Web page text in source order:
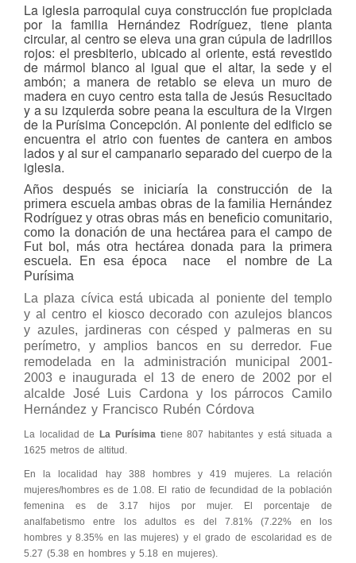
La iglesia parroquial cuya construcción fue propiciada
por la familia Hernández Rodríguez, tiene planta
circular, al centro se eleva una gran cúpula de ladrillos
rojos: el presbiterio, ubicado al oriente, está revestido
de mármol blanco al igual que el altar, la sede y el
ambón; a manera de retablo se eleva un muro de
madera en cuyo centro esta talla de Jesús Resucitado
y a su izquierda sobre peana la escultura de la Virgen
de la Purísima Concepción. Al poniente del edificio se
encuentra el atrio con fuentes de cantera en ambos
lados y al sur el campanario separado del cuerpo de la
iglesia.
Años después se iniciaría la construcción de la
primera escuela ambas obras de la familia Hernández
Rodríguez y otras obras más en beneficio comunitario,
como la donación de una hectárea para el campo de
Fut bol, más otra hectárea donada para la primera
escuela. En esa época nace el nombre de La
Purísima
La plaza cívica está ubicada al poniente del templo
y al centro el kiosco decorado con azulejos blancos
y azules, jardineras con césped y palmeras en su
perímetro, y amplios bancos en su derredor. Fue
remodelada en la administración municipal 2001-
2003 e inaugurada el 13 de enero de 2002 por el
alcalde José Luis Cardona y los párrocos Camilo
Hernández y Francisco Rubén Córdova
La localidad de La Purísima tiene 807 habitantes y está situada a
1625 metros de altitud.
En la localidad hay 388 hombres y 419 mujeres. La relación
mujeres/hombres es de 1.08. El ratio de fecundidad de la población
femenina es de 3.17 hijos por mujer. El porcentaje de
analfabetismo entre los adultos es del 7.81% (7.22% en los
hombres y 8.35% en las mujeres) y el grado de escolaridad es de
5.27 (5.38 en hombres y 5.18 en mujeres).